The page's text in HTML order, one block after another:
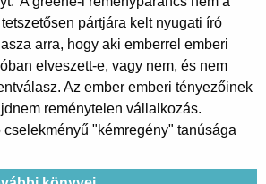
pártjára kelt nyugati író
arra, hogy aki emberrel emberi
elveszett-e, vagy nem, és nem
Az ember emberi tényezőinek
reménytelen vállalkozás.
cselekményű "kémregény" tanúsága